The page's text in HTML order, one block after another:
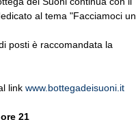
al tema "Facciamoci un
posti è raccomandata la
link www.bottegadeisuoni.it
21